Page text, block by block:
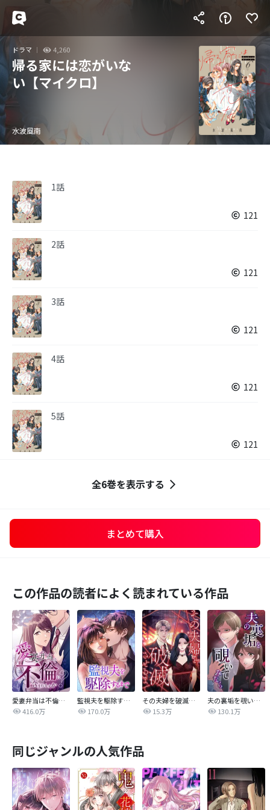
ドラマ 4,260
帰る家には恋がいな
い【マイクロ】
水波風南
1話
121
2話
121
3話
121
4話
121
5話
121
全6巻を表示する
まとめて購入
この作品の読者によく読まれている作品
愛妻弁当は不倫に含まれますか？
416.0万
監視夫を駆除するまで
170.0万
その夫婦を破滅させるまで
15.3万
夫の裏垢を覗いてみたら
130.1万
同じジャンルの人気作品